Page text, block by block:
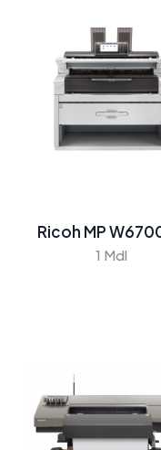
Ricoh MP
1 Mdl